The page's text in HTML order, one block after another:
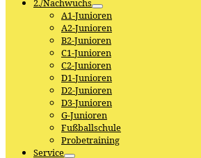
2./Nachwuchs
A1-Junioren
A2-Junioren
B2-Junioren
C1-Junioren
C2-Junioren
D1-Junioren
D2-Junioren
D3-Junioren
G-Junioren
Fußballschule
Probetraining
Service